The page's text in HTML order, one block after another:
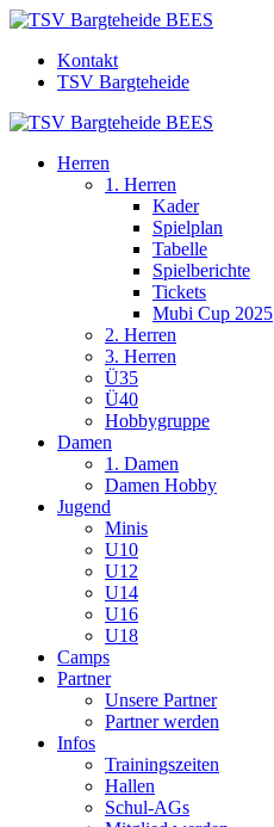
Kontakt
TSV Bargteheide
Herren
1. Herren
Kader
Spielplan
Tabelle
Spielberichte
Tickets
Mubi Cup 2025
2. Herren
3. Herren
Ü35
Ü40
Hobbygruppe
Damen
1. Damen
Damen Hobby
Jugend
Minis
U10
U12
U14
U16
U18
Camps
Partner
Unsere Partner
Partner werden
Infos
Trainingszeiten
Hallen
Schul-AGs